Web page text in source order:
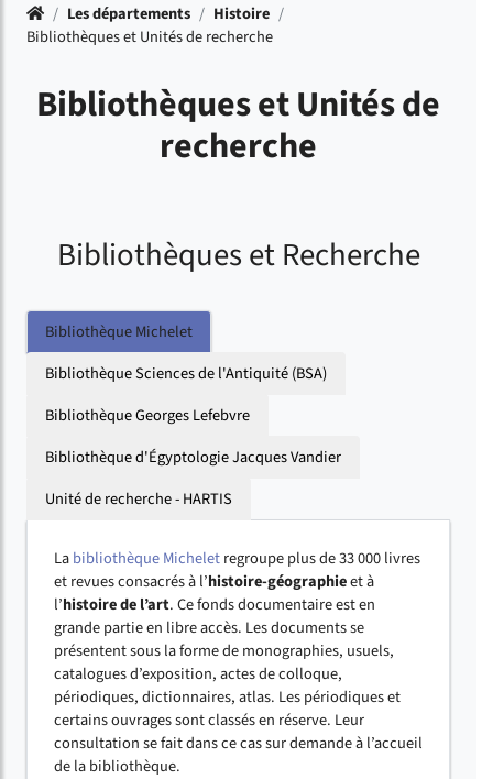
Accueil
/ Les départements / Histoire /
Bibliothèques et Unités de recherche
Bibliothèques et Unités de
recherche
Bibliothèques et Recherche
Bibliothèque Michelet
Bibliothèque Sciences de l'Antiquité (BSA)
Bibliothèque Georges Lefebvre
Bibliothèque d'Égyptologie Jacques Vandier
Unité de recherche - HARTIS
Labibliothèque Micheletregroupe plus de 33 000 livres
et revues consacrés à l’histoire-géographieet à
l’histoire de l’art. Ce fonds documentaire est en
grande partie en libre accès. Les documents se
présentent sous la forme de monographies, usuels,
catalogues d’exposition, actes de colloque,
périodiques, dictionnaires, atlas. Les périodiques et
certains ouvrages sont classés en réserve. Leur
consultation se fait dans ce cas sur demande à l’accueil
de la bibliothèque.